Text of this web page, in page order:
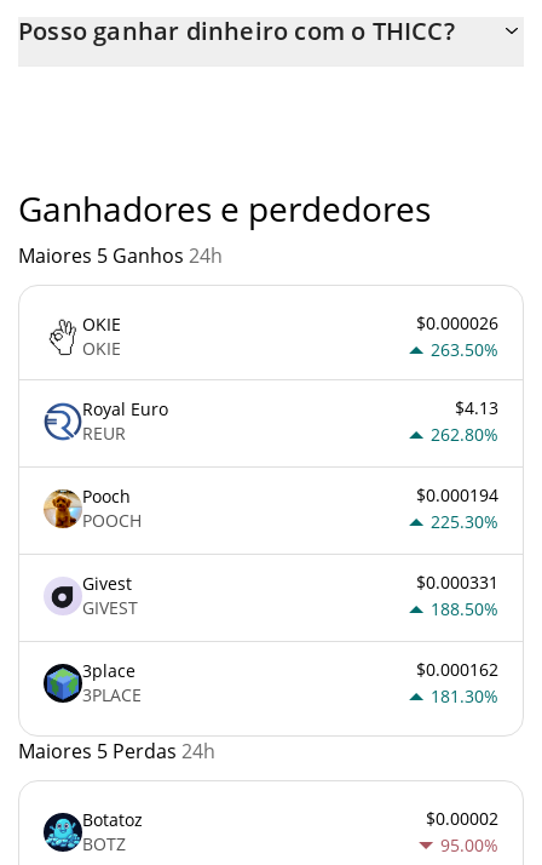
transferência p2p. E a melhor maneira de trocar THICC é através
Posso ganhar dinheiro com o THICC?
Ganhadores e perdedores
Maiores 5 Ganhos 24h
OKIE
OKIE
$0.000026
263.50%
Royal Euro
REUR
$4.13
262.80%
Pooch
POOCH
$0.000194
225.30%
Givest
GIVEST
$0.000331
188.50%
3place
3PLACE
$0.000162
181.30%
Maiores 5 Perdas 24h
Botatoz
BOTZ
$0.00002
95.00%